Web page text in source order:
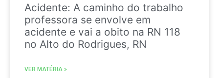
Acidente: A caminho do trabalho
professora se envolve em
acidente e vai a obito na RN 118
no Alto do Rodrigues, RN
VER MATÉRIA »